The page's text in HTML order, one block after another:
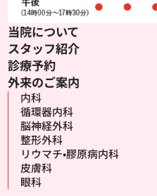
当院について
スタッフ紹介
診療予約
外来のご案内
内科
循環器内科
脳神経外科
整形外科
リウマチ•膠原病内科
皮膚科
眼科